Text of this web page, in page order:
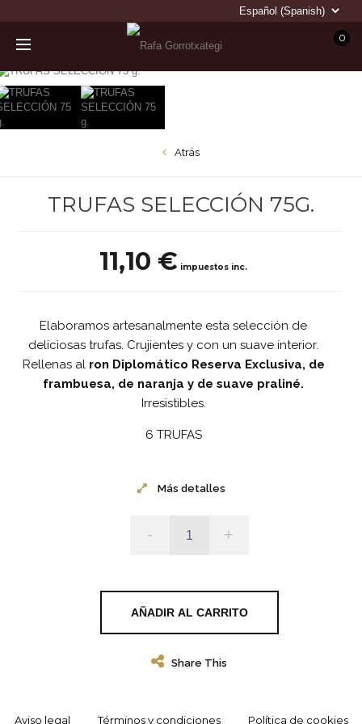
0
Atrás
TRUFAS SELECCIÓN 75G.
11,10 € impuestos inc.
Elaboramos artesanalmente esta selección de
deliciosas trufas. Crujientes y con un suave interior.
Rellenas al ron Diplomático Reserva Exclusiva, de
frambuesa, de naranja y de suave praliné.
Irresistibles.
6 TRUFAS
Más detalles
- +
AÑADIR AL CARRITO
Share This
Aviso legal Términos y condiciones Política de cookies